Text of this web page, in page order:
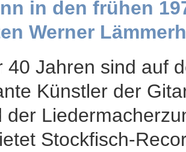
in den frühen
Werner
40 Jahren sind auf
Künstler der
der
Stockfisch-